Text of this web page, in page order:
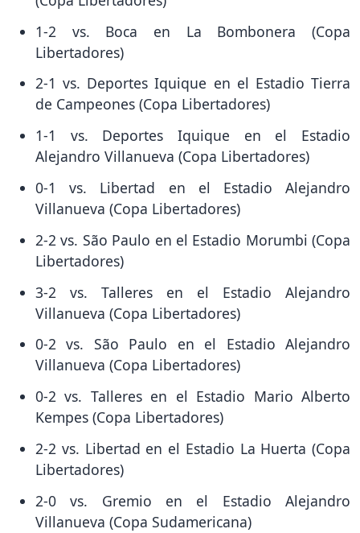
1-2 vs. Boca en La Bombonera (Copa
Libertadores)
2-1 vs. Deportes Iquique en el Estadio Tierra
de Campeones (Copa Libertadores)
1-1 vs. Deportes Iquique en el Estadio
Alejandro Villanueva (Copa Libertadores)
0-1 vs. Libertad en el Estadio Alejandro
Villanueva (Copa Libertadores)
2-2 vs. São Paulo en el Estadio Morumbi (Copa
Libertadores)
3-2 vs. Talleres en el Estadio Alejandro
Villanueva (Copa Libertadores)
0-2 vs. São Paulo en el Estadio Alejandro
Villanueva (Copa Libertadores)
0-2 vs. Talleres en el Estadio Mario Alberto
Kempes (Copa Libertadores)
2-2 vs. Libertad en el Estadio La Huerta (Copa
Libertadores)
2-0 vs. Gremio en el Estadio Alejandro
Villanueva (Copa Sudamericana)